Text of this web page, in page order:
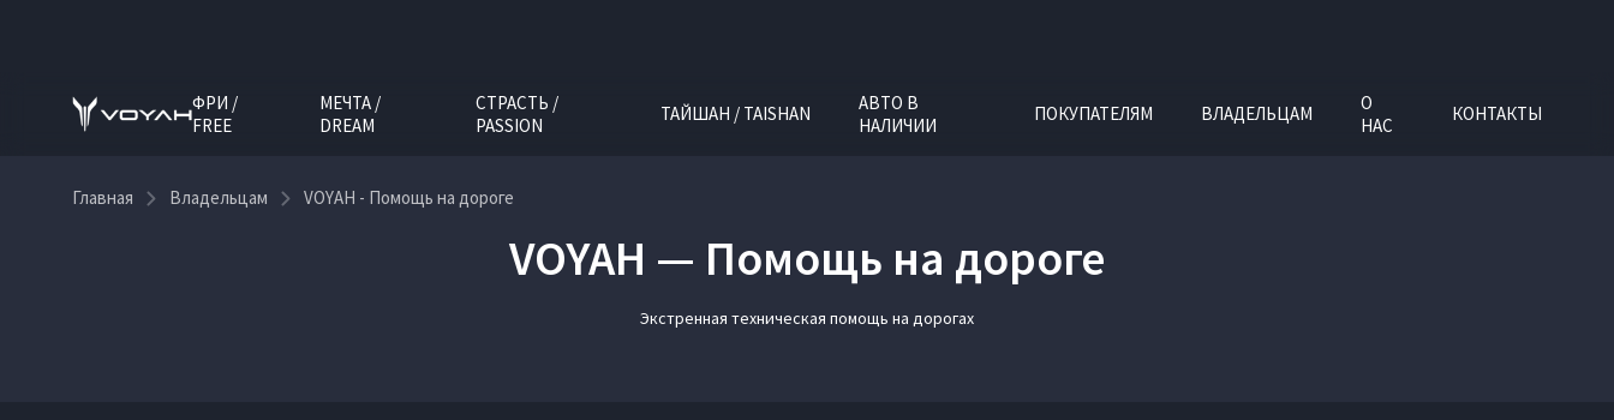
ФРИ /
FREE
МЕЧТА /
DREAM
СТРАСТЬ /
PASSION
ТАЙШАН / TAISHAN
АВТО В
НАЛИЧИИ
ПОКУПАТЕЛЯМ ВЛАДЕЛЬЦАМ
О
НАС
КОНТАКТЫ
Главная Владельцам VOYAH - Помощь на дороге
VOYAH — Помощь на дороге
Экстренная техническая помощь на дорогах